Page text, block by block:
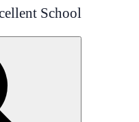
School